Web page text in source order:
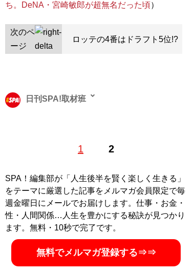
ち。DeNA・宮崎敏郎が超無名だった頃）
次のペ
ージ
ロッテの4番はドラフト5位!?
1 2
日刊SPA!取材班
SPA！編集部が「人生後半を賢く楽しく生きる」
をテーマに厳選した記事をメルマガ会員限定で毎
週金曜日にメールでお届けします。仕事・お金・
性・人間関係…人生を豊かにする秘訣が見つかり
ます。無料・10秒で完了です。
無料でメルマガ登録する⇒⇒